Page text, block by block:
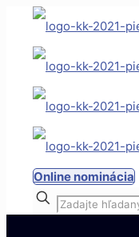
Online nominácia